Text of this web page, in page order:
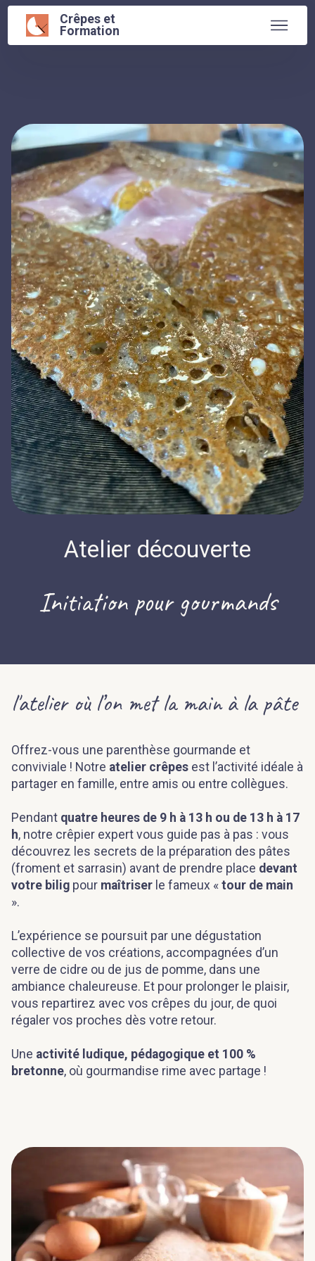
Crêpes et
Formation
Atelier découverte
Initiation pour gourmands
l'atelier où l’on met la main à la pâte
Offrez-vous une parenthèse gourmande et
conviviale ! Notre atelier crêpes est l’activité idéale à
partager en famille, entre amis ou entre collègues.
Pendant quatre heures de 9 h à 13 h ou de 13 h à 17
h, notre crêpier expert vous guide pas à pas : vous
découvrez les secrets de la préparation des pâtes
(froment et sarrasin) avant de prendre place devant
votre bilig pour maîtriser le fameux « tour de main
».
L’expérience se poursuit par une dégustation
collective de vos créations, accompagnées d’un
verre de cidre ou de jus de pomme, dans une
ambiance chaleureuse. Et pour prolonger le plaisir,
vous repartirez avec vos crêpes du jour, de quoi
régaler vos proches dès votre retour.
Une activité ludique, pédagogique et 100 %
bretonne, où gourmandise rime avec partage !